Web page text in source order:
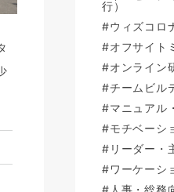
行）
#ウィズコロ
#オフサイト
#オンライン
#チームビル
#マニュアル
#モチベーシ
#リーダー・
#ワーケーシ
#人事・総務